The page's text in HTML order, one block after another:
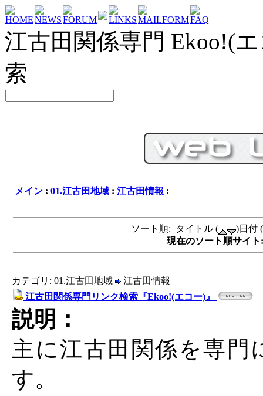
HOMENEWSFORUM LINKSMAILFORMFAQ
江古田関係専門 Ekoo!(
索
メイン : 01.江古田地域 : 江古田情報 :
ソート順: タイトル (
)日付 (
現在のソート順サイ
カテゴリ: 01.江古田地域
江古田情報
江古田関係専門リンク検索『Ekoo!(エコー)』
説明：
主に江古田関係を専門
す。